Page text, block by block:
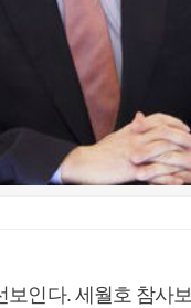
인다. 세월호 참사